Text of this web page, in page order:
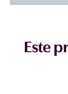
Este